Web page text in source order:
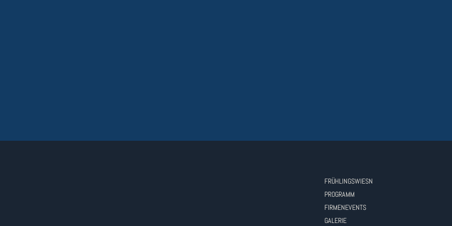
FRÜHLINGSWIESN
PROGRAMM
FIRMENEVENTS
GALERIE